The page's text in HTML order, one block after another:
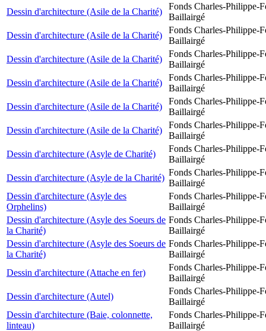
Dessin d'architecture (Asile de la Charité)
Fonds Charles-Philippe-
Baillairgé
Dessin d'architecture (Asile de la Charité)
Fonds Charles-Philippe-
Baillairgé
Dessin d'architecture (Asile de la Charité)
Fonds Charles-Philippe-
Baillairgé
Dessin d'architecture (Asile de la Charité)
Fonds Charles-Philippe-
Baillairgé
Dessin d'architecture (Asile de la Charité)
Fonds Charles-Philippe-
Baillairgé
Dessin d'architecture (Asile de la Charité)
Fonds Charles-Philippe-
Baillairgé
Dessin d'architecture (Asyle de Charité)
Fonds Charles-Philippe-
Baillairgé
Dessin d'architecture (Asyle de la Charité)
Fonds Charles-Philippe-
Baillairgé
Dessin d'architecture (Asyle des
Orphelins)
Fonds Charles-Philippe-
Baillairgé
Dessin d'architecture (Asyle des Soeurs de
la Charité)
Fonds Charles-Philippe-
Baillairgé
Dessin d'architecture (Asyle des Soeurs de
la Charité)
Fonds Charles-Philippe-
Baillairgé
Dessin d'architecture (Attache en fer)
Fonds Charles-Philippe-
Baillairgé
Dessin d'architecture (Autel)
Fonds Charles-Philippe-
Baillairgé
Dessin d'architecture (Baie, colonnette,
linteau)
Fonds Charles-Philippe-
Baillairgé